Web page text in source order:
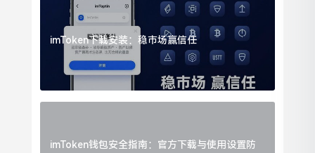
imToken下载安装：稳市场赢信任
imToken钱包安全指南：官方下载与使用设置防